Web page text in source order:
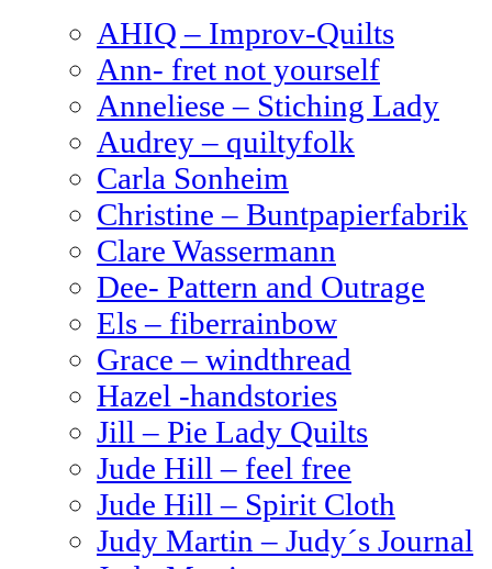
AHIQ – Improv-Quilts
Ann- fret not yourself
Anneliese – Stiching Lady
Audrey – quiltyfolk
Carla Sonheim
Christine – Buntpapierfabrik
Clare Wassermann
Dee- Pattern and Outrage
Els – fiberrainbow
Grace – windthread
Hazel -handstories
Jill – Pie Lady Quilts
Jude Hill – feel free
Jude Hill – Spirit Cloth
Judy Martin – Judy´s Journal